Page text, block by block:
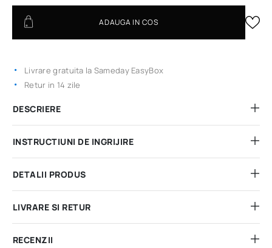
ADAUGA IN COS
Livrare gratuita la Sameday EasyBox
Retur in 14 zile
DESCRIERE
INSTRUCTIUNI DE INGRIJIRE
DETALII PRODUS
LIVRARE SI RETUR
RECENZII